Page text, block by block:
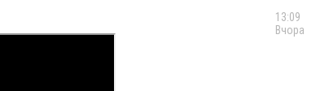
13:09
Вчора